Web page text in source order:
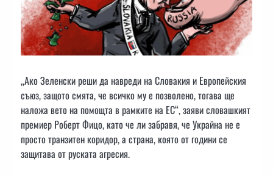
„Ако Зеленски реши да навреди на Словакия и Европейския
съюз, защото смята, че всичко му е позволено, тогава ще
наложа вето на помощта в рамките на ЕС“, заяви словашкият
премиер Роберт Фицо, като че ли забравя, че Украйна не е
просто транзитен коридор, а страна, която от години се
защитава от руската агресия.